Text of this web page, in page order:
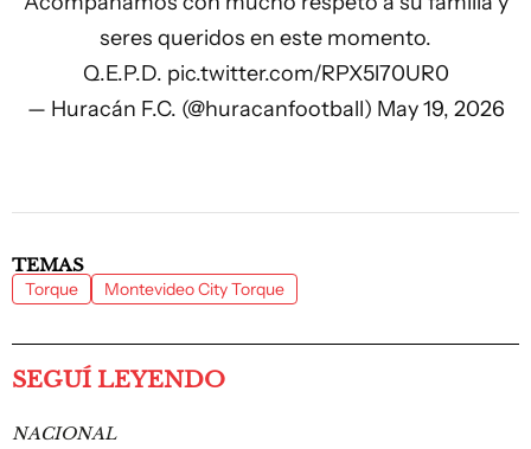
seres queridos en este momento.
Q.E.P.D. pic.twitter.com/RPX5l70UR0
— Huracán F.C. (@huracanfootball) May 19, 2026
TEMAS
Torque Montevideo City Torque
SEGUÍ LEYENDO
NACIONAL